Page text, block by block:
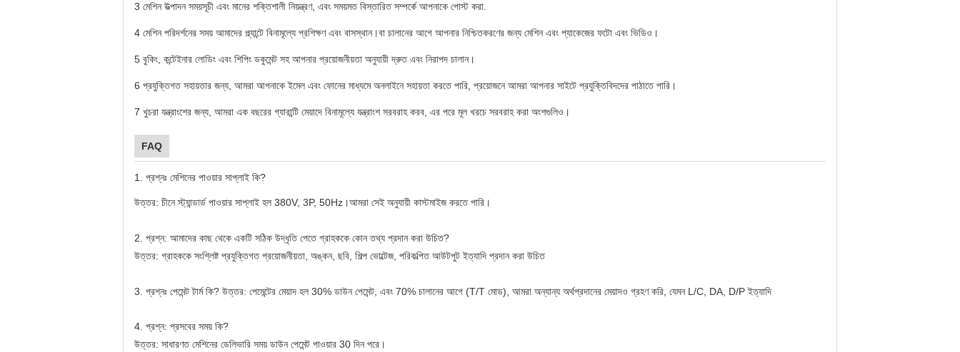
3 মেশিন উত্পাদন সময়সূচী এবং মানের শক্তিশালী নিয়ন্ত্রণ, এবং সময়মত বিস্তারিত সম্পর্কে আপনাকে পোস্ট করা.
4 মেশিন পরিদর্শনের সময় আমাদের প্ল্যান্টে বিনামূল্যে প্রশিক্ষণ এবং বাসস্থান।বা চালানের আগে আপনার নিশ্চিতকরণের জন্য মেশিন এবং প্যাকেজের ফটো এবং ভিডিও।
5 বুকিং, কন্টেইনার লোডিং এবং শিপিং ডকুমেন্ট সহ আপনার প্রয়োজনীয়তা অনুযায়ী দ্রুত এবং নিরাপদ চালান।
6 প্রযুক্তিগত সহায়তার জন্য, আমরা আপনাকে ইমেল এবং ফোনের মাধ্যমে অনলাইনে সহায়তা করতে পারি, প্রয়োজনে আমরা আপনার সাইটে প্রযুক্তিবিদদের পাঠাতে পারি।
7 খুচরা যন্ত্রাংশের জন্য, আমরা এক বছরের গ্যারান্টি মেয়াদে বিনামূল্যে যন্ত্রাংশ সরবরাহ করব, এর পরে মূল খরচে সরবরাহ করা অংশগুলিও।
FAQ
1. প্রশ্নঃ মেশিনের পাওয়ার সাপ্লাই কি?
উত্তর: চীনে স্ট্যান্ডার্ড পাওয়ার সাপ্লাই হল 380V, 3P, 50Hz।আমরা সেই অনুযায়ী কাস্টমাইজ করতে পারি।
2. প্রশ্ন: আমাদের কাছ থেকে একটি সঠিক উদ্ধৃতি পেতে গ্রাহককে কোন তথ্য প্রদান করা উচিত?
উত্তর: গ্রাহককে সংশ্লিষ্ট প্রযুক্তিগত প্রয়োজনীয়তা, অঙ্কন, ছবি, শিল্প ভোল্টেজ, পরিকল্পিত আউটপুট ইত্যাদি প্রদান করা উচিত
3. প্রশ্নঃ পেমেন্ট টার্ম কি? উত্তর: পেমেন্টের মেয়াদ হল 30% ডাউন পেমেন্ট, এবং 70% চালানের আগে (T/T মোড), আমরা অন্যান্য অর্থপ্রদানের মেয়াদও গ্রহণ করি, যেমন L/C, DA, D/P ইত্যাদি
4. প্রশ্ন: প্রসবের সময় কি?
উত্তর: সাধারণত মেশিনের ডেলিভারি সময় ডাউন পেমেন্ট পাওয়ার 30 দিন পরে।